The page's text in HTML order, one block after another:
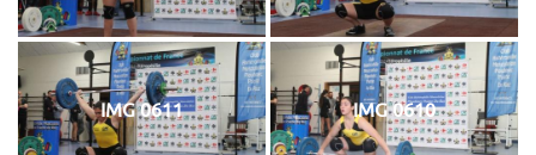
IMG 0611 IMG 0610